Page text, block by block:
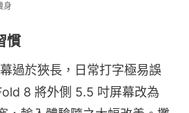
身
慣
過於狹長，日常打字極易誤
8 將外側 5.5 吋屏幕改為